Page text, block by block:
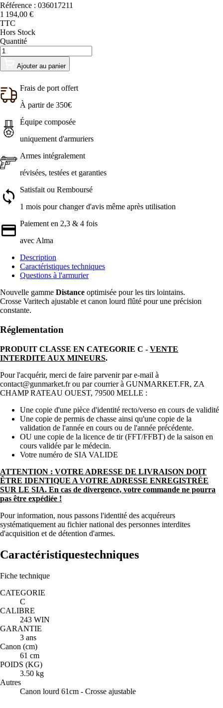
Référence : 036017211
1 194,00 €
TTC
Hors Stock
Quantité
Ajouter au panier
Frais de port offert
À partir de 350€
Équipe composée
uniquement d'armuriers
Armes intégralement
révisées, testées et garanties
Satisfait ou Remboursé
1 mois pour changer d'avis même après utilisation
Paiement en 2,3 & 4 fois
avec Alma
Description
Caractéristiques techniques
Questions à l'armurier
Nouvelle gamme Distance optimisée pour les tirs lointains.
Crosse Varitech ajustable et canon lourd flûté pour une précision
constante.
Réglementation
PRODUIT CLASSE EN CATEGORIE C - VENTE
INTERDITE AUX MINEURS.
Pour l'acquérir, merci de faire parvenir par e-mail à
contact@gunmarket.fr ou par courrier à GUNMARKET.FR, ZA
CHAMP RATEAU OUEST, 79500 MELLE :
Une copie d'une pièce d'identité recto/verso en cours de validité
Une copie de permis de chasse ainsi qu'une copie de la
validation de l'année en cours ou de l'année précédente.
OU une copie de la licence de tir (FFT/FFBT) de la saison en
cours validée par le médecin.
Votre numéro de SIA VALIDE
ATTENTION : VOTRE ADRESSE DE LIVRAISON DOIT
ÊTRE IDENTIQUE A VOTRE ADRESSE ENREGISTRÉE
SUR LE SIA. En cas de divergence, votre commande ne pourra
pas être expédiée !
Pour information, nous passons l'identité des acquéreurs
systématiquement au fichier national des personnes interdites
d'acquisition et de détention d'armes.
Caractéristiquestechniques
Fiche technique
CATEGORIE
C
CALIBRE
243 WIN
GARANTIE
3 ans
Canon (cm)
61 cm
POIDS (KG)
3.50 kg
Autres
Canon lourd 61cm - Crosse ajustable